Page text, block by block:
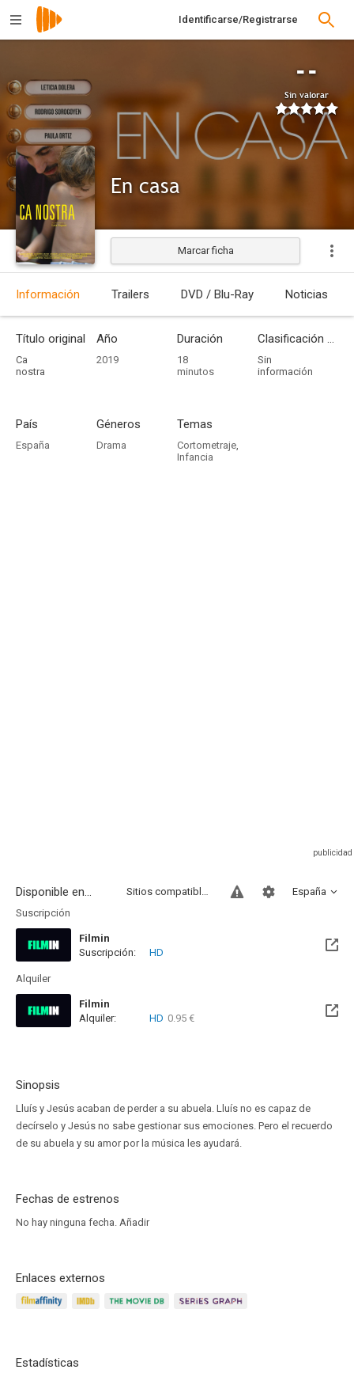
Identificarse/Registrarse
--
Sin valorar
En casa
Estrenada
Marcar ficha
Información Trailers DVD / Blu-Ray Noticias
Título original
Ca
nostra
Año
2019
Duración
18
minutos
Clasificación por edades
Sin
información
País
España
Géneros
Drama
Temas
Cortometraje,
Infancia
Disponible en... España
Sitios compatibles
Suscripción
Filmin
Disponible hasta el Jue, 17 Jun 2027 (Quedan 10 meses)
Suscripción: HD
Alquiler
Filmin
Disponible hasta el Jue, 17 Jun 2027 (Quedan 10 meses)
Alquiler: HD 0.95 €
Sinopsis
Lluís y Jesús acaban de perder a su abuela. Lluís no es capaz de
decírselo y Jesús no sabe gestionar sus emociones. Pero el recuerdo
de su abuela y su amor por la música les ayudará.
Fechas de estrenos
No hay ninguna fecha. Añadir
Enlaces externos
Estadísticas